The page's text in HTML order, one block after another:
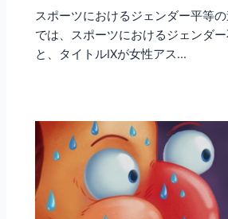
スポーツにおけるジェンダー平等
では、スポーツにおけるジェンダ
と、タイトルIXが女性アス…